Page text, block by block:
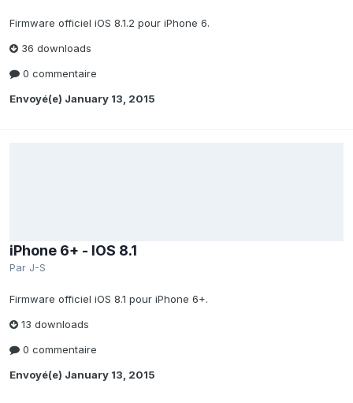
Firmware officiel iOS 8.1.2 pour iPhone 6.
36 downloads
0 commentaire
Envoyé(e) January 13, 2015
iPhone 6+ - IOS 8.1
Par J-S
Firmware officiel iOS 8.1 pour iPhone 6+.
13 downloads
0 commentaire
Envoyé(e) January 13, 2015